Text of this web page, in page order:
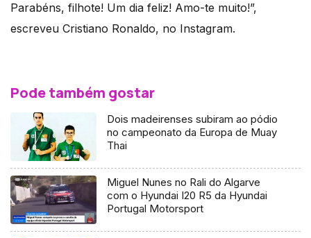
Parabéns, filhote! Um dia feliz! Amo-te muito!”,
escreveu Cristiano Ronaldo, no Instagram.
Pode também gostar
Dois madeirenses subiram ao pódio
no campeonato da Europa de Muay
Thai
Miguel Nunes no Rali do Algarve
com o Hyundai I20 R5 da Hyundai
Portugal Motorsport